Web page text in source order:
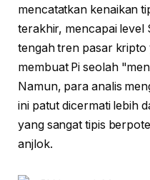
mencatatkan kenaikan
terakhir, mencapai level
tengah tren pasar
membuat Pi seolah
Namun, para analis
ini patut dicermati lebih
yang sangat tipis
anjlok.